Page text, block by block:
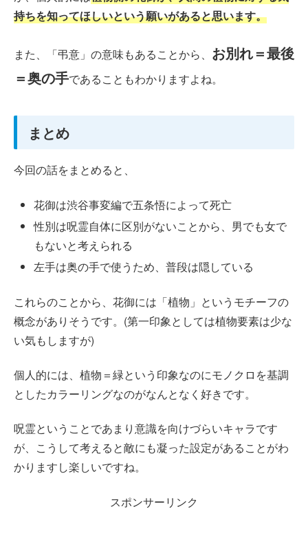
持ちを知ってほしいという願いがあると思います。
また、「弔意」の意味もあることから、 お別れ＝最後
＝奥の手であることもわかりますよね。
まとめ
今回の話をまとめると、
花御は渋谷事変編で五条悟によって死亡
性別は呪霊自体に区別がないことから、男でも女で
もないと考えられる
左手は奥の手で使うため、普段は隠している
これらのことから、花御には「植物」というモチーフの
概念がありそうです。(第一印象としては植物要素は少な
い気もしますが)
個人的には、植物＝緑という印象なのにモノクロを基調
としたカラーリングなのがなんとなく好きです。
呪霊ということであまり意識を向けづらいキャラです
が、こうして考えると敵にも凝った設定があることがわ
かりますし楽しいですね。
スポンサーリンク